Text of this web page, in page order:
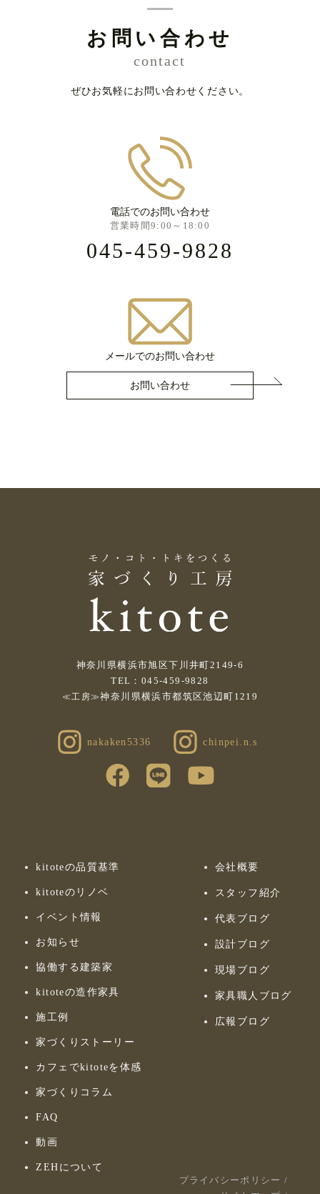
お問い合わせ
contact
ぜひお気軽にお問い合わせください。
電話でのお問い合わせ
営業時間9:00～18:00
045-459-9828
メールでのお問い合わせ
お問い合わせ
神奈川県横浜市旭区下川井町2149-6
TEL：045-459-9828
≪工房≫神奈川県横浜市都筑区池辺町1219
nakaken5336 chinpei.n.s
kitoteの品質基準
kitoteのリノベ
イベント情報
お知らせ
協働する建築家
kitoteの造作家具
施工例
家づくりストーリー
カフェでkitoteを体感
家づくりコラム
FAQ
動画
ZEHについて
会社概要
スタッフ紹介
代表ブログ
設計ブログ
現場ブログ
家具職人ブログ
広報ブログ
プライバシーポリシー /